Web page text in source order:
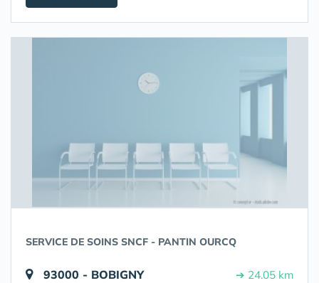
SERVICE DE SOINS SNCF - PANTIN OURCQ
93000 - BOBIGNY ➔ 24.05 km